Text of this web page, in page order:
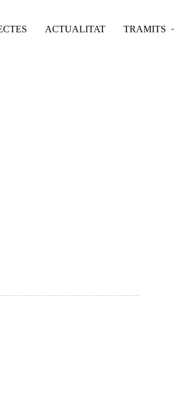
ACTUALITAT TRAMITS